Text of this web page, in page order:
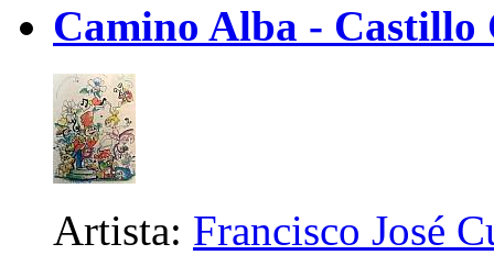
Camino Alba -
Artista: Francisco José